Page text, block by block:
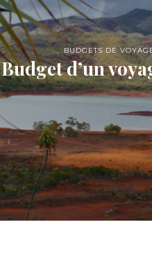
BUDGETS DE
Budget d’un